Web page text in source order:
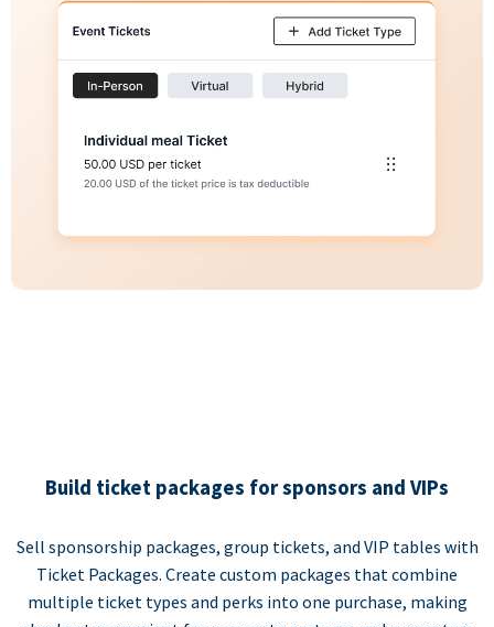
Build ticket packages for sponsors and VIPs
Sell sponsorship packages, group tickets, and VIP tables with
Ticket Packages. Create custom packages that combine
multiple ticket types and perks into one purchase, making